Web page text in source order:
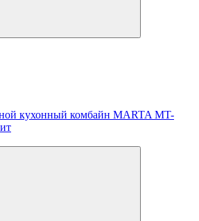
кухонный комбайн MARTA MT-